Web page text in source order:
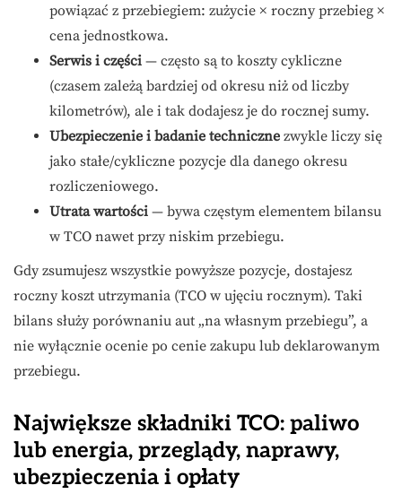
powiązać z przebiegiem: zużycie × roczny przebieg ×
cena jednostkowa.
Serwis i części — często są to koszty cykliczne
(czasem zależą bardziej od okresu niż od liczby
kilometrów), ale i tak dodajesz je do rocznej sumy.
Ubezpieczenie i badanie techniczne zwykle liczy się
jako stałe/cykliczne pozycje dla danego okresu
rozliczeniowego.
Utrata wartości — bywa częstym elementem bilansu
w TCO nawet przy niskim przebiegu.
Gdy zsumujesz wszystkie powyższe pozycje, dostajesz
roczny koszt utrzymania (TCO w ujęciu rocznym). Taki
bilans służy porównaniu aut „na własnym przebiegu”, a
nie wyłącznie ocenie po cenie zakupu lub deklarowanym
przebiegu.
Największe składniki TCO: paliwo
lub energia, przeglądy, naprawy,
ubezpieczenia i opłaty